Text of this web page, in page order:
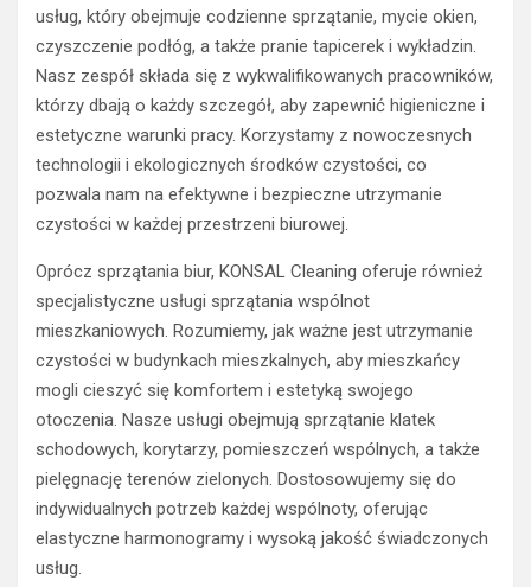
usług, który obejmuje codzienne sprzątanie, mycie okien,
czyszczenie podłóg, a także pranie tapicerek i wykładzin.
Nasz zespół składa się z wykwalifikowanych pracowników,
którzy dbają o każdy szczegół, aby zapewnić higieniczne i
estetyczne warunki pracy. Korzystamy z nowoczesnych
technologii i ekologicznych środków czystości, co
pozwala nam na efektywne i bezpieczne utrzymanie
czystości w każdej przestrzeni biurowej.
Oprócz sprzątania biur, KONSAL Cleaning oferuje również
specjalistyczne usługi sprzątania wspólnot
mieszkaniowych. Rozumiemy, jak ważne jest utrzymanie
czystości w budynkach mieszkalnych, aby mieszkańcy
mogli cieszyć się komfortem i estetyką swojego
otoczenia. Nasze usługi obejmują sprzątanie klatek
schodowych, korytarzy, pomieszczeń wspólnych, a także
pielęgnację terenów zielonych. Dostosowujemy się do
indywidualnych potrzeb każdej wspólnoty, oferując
elastyczne harmonogramy i wysoką jakość świadczonych
usług.